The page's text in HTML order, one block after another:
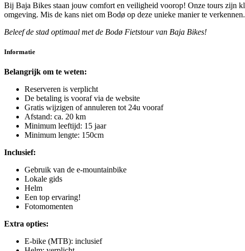
Bij Baja Bikes staan jouw comfort en veiligheid voorop! Onze tours zijn
omgeving. Mis de kans niet om Bodø op deze unieke manier te
Beleef de stad optimaal met de Bodø Fietstour van Baja Bikes!
Informatie
Belangrijk om te weten:
Reserveren is verplicht
De betaling is vooraf via de website
Gratis wijzigen of annuleren tot 24u vooraf
Afstand: ca. 20 km
Minimum leeftijd: 15 jaar
Minimum lengte: 150cm
Inclusief:
Gebruik van de e-mountainbike
Lokale gids
Helm
Een top ervaring!
Fotomomenten
Extra opties:
E-bike (MTB): inclusief